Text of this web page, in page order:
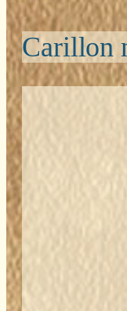
Carillon